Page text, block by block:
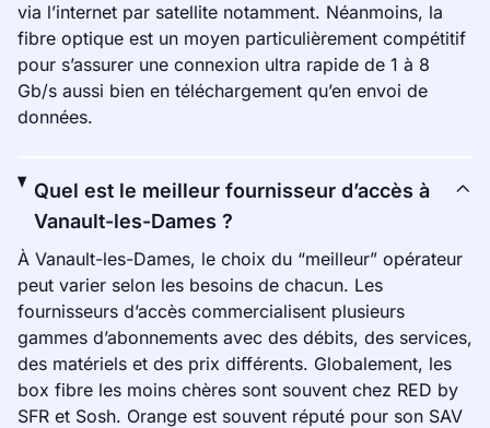
via l’internet par satellite notamment. Néanmoins, la
fibre optique est un moyen particulièrement compétitif
pour s’assurer une connexion ultra rapide de 1 à 8
Gb/s aussi bien en téléchargement qu’en envoi de
données.
Quel est le meilleur fournisseur d’accès à
Vanault-les-Dames ?
À Vanault-les-Dames, le choix du “meilleur” opérateur
peut varier selon les besoins de chacun. Les
fournisseurs d’accès commercialisent plusieurs
gammes d’abonnements avec des débits, des services,
des matériels et des prix différents. Globalement, les
box fibre les moins chères sont souvent chez RED by
SFR et Sosh. Orange est souvent réputé pour son SAV